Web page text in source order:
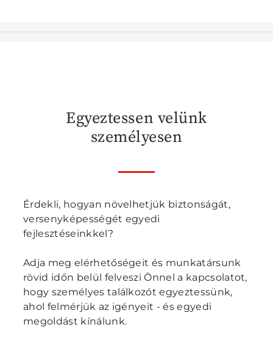
Egyeztessen velünk
személyesen
Érdekli, hogyan növelhetjük biztonságát,
versenyképességét egyedi
fejlesztéseinkkel?
Adja meg elérhetőségeit és munkatársunk
rövid időn belül felveszi Önnel a kapcsolatot,
hogy személyes találkozót egyeztessünk,
ahol felmérjük az igényeit - és egyedi
megoldást kínálunk.